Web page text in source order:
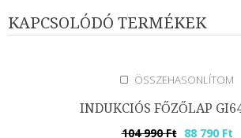
KAPCSOLÓDÓ TERMÉKEK
ÖSSZEHASONLÍTOM
INDUKCIÓS FŐZŐLAP
104 990Ft Original
88 790 Ft